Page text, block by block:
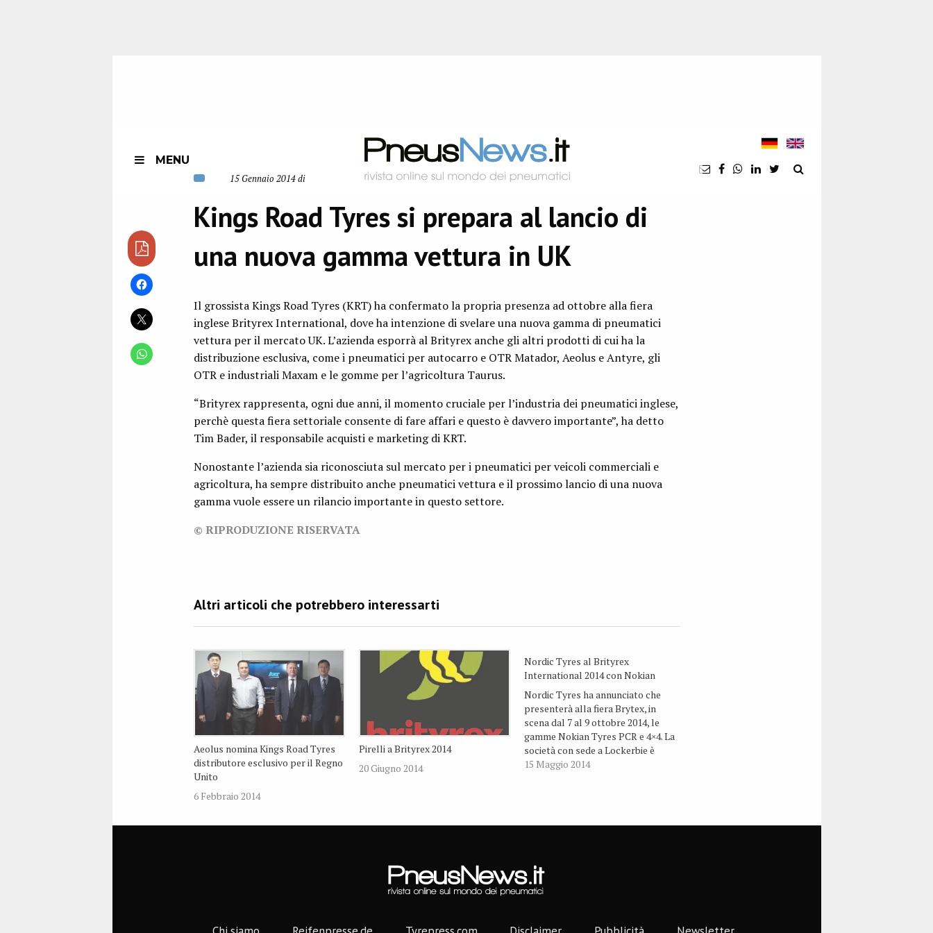
MENU
15 Gennaio 2014 di
Kings Road Tyres si prepara al lancio di
una nuova gamma vettura in UK
Il grossista Kings Road Tyres (KRT) ha confermato la propria presenza ad ottobre alla fiera
inglese Brityrex International, dove ha intenzione di svelare una nuova gamma di pneumatici
vettura per il mercato UK. L’azienda esporrà al Brityrex anche gli altri prodotti di cui ha la
distribuzione esclusiva, come i pneumatici per autocarro e OTR Matador, Aeolus e Antyre, gli
OTR e industriali Maxam e le gomme per l’agricoltura Taurus.
“Brityrex rappresenta, ogni due anni, il momento cruciale per l’industria dei pneumatici inglese,
perchè questa fiera settoriale consente di fare affari e questo è davvero importante”, ha detto
Tim Bader, il responsabile acquisti e marketing di KRT.
Nonostante l’azienda sia riconosciuta sul mercato per i pneumatici per veicoli commerciali e
agricoltura, ha sempre distribuito anche pneumatici vettura e il prossimo lancio di una nuova
gamma vuole essere un rilancio importante in questo settore.
© RIPRODUZIONE RISERVATA
Aeolus nomina Kings Road Tyres
distributore esclusivo per il Regno
Unito
6 Febbraio 2014
Pirelli a Brityrex 2014
20 Giugno 2014
Nordic Tyres al Brityrex
International 2014 con Nokian
Nordic Tyres ha annunciato che
presenterà alla fiera Brytex, in
scena dal 7 al 9 ottobre 2014, le
gamme Nokian Tyres PCR e 4×4. La
società con sede a Lockerbie è
l'unico distributore britannico di
15 Maggio 2014